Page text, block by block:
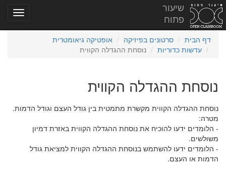
שיעור
פתוח
דף הבית סרטונים בפיזיקה
אופטיקה גיאומטרית
עדשות כדוריות
נוסחת ההגדלה הקווית
נוסחת ההגדלה הקווית
נוסחת ההגדלה הקווית מקשרת מתמטית בין גודל העצם וגודל הדמות.
מטרה:
- הלומדים ידעו להוכיח את נוסחת ההגדלה הקווית באזרת דמיון
משולשים.
- הלומדים ידעו להשתמש בנוסחת ההגדלה הקווית למציאת גודל
הדמות או העצם.